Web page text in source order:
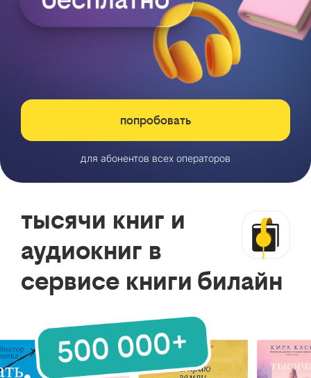
попробовать
для абонентов всех операторов
тысячи книг и
аудиокниг в
сервисе книги билайн